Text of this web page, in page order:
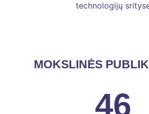
technologijų
MOKSLINĖS
46